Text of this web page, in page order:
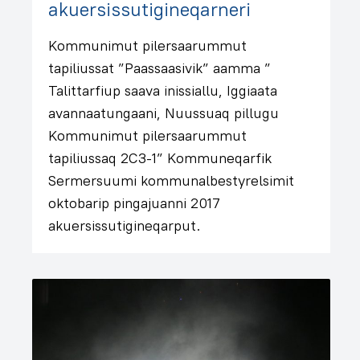
akuersissutigineqarneri
Kommunimut pilersaarummut
tapiliussat ”Paassaasivik” aamma ”
Talittarfiup saava inissiallu, Iggiaata
avannaatungaani, Nuussuaq pillugu
Kommunimut pilersaarummut
tapiliussaq 2C3-1” Kommuneqarfik
Sermersuumi kommunalbestyrelsimit
oktobarip pingajuanni 2017
akuersissutigineqarput.